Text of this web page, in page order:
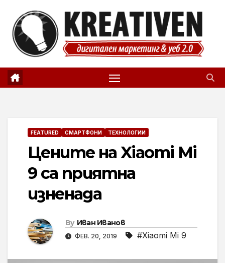
content
FEATURED СМАРТФОНИ ТЕХНОЛОГИИ
Цените на Xiaomi Mi
9 са приятна
изненада
By Иван Иванов
ФЕВ. 20, 2019 #Xiaomi Mi 9